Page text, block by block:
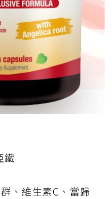
鐵
、維生素C、當歸